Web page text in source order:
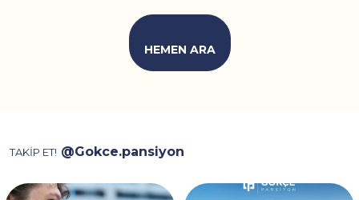
HEMEN ARA
TAKİP ET! @Gokce.pansiyon